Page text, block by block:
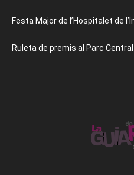
Festa Major de l’Hospitalet de
Ruleta de premis al Parc